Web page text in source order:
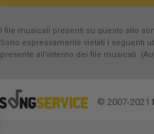
I file musicali presenti su questo sito
Sono espressamente vietati i seguenti
presente all'interno dei file musicali.
© 2007-2021